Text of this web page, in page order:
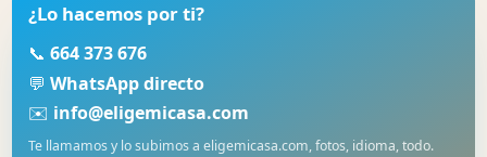
¿Lo hacemos por ti?
📞 664 373 676
💬 WhatsApp directo
✉️ info@eligemicasa.com
Te llamamos y lo subimos a eligemicasa.com, fotos, idioma, todo.